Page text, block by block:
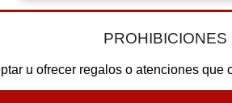
PROHIBICIONES
u ofrecer regalos o atenciones